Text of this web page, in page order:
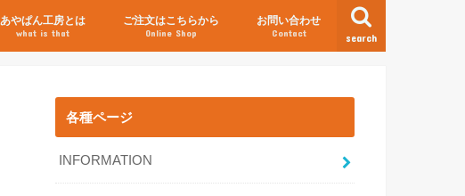
search
あやぱん工房とは
what is that
ご注文はこちらから
Online Shop
お問い合わせ
Contact
各種ページ
INFORMATION